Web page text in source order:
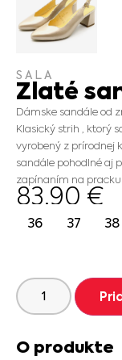
SALA
Zlaté
Dámske sandále od
Klasický strih , ktorý
vyrobený z prírodnej
sandále pohodlné aj
zapínaním na
83.90 €
36 37 38
O produkte